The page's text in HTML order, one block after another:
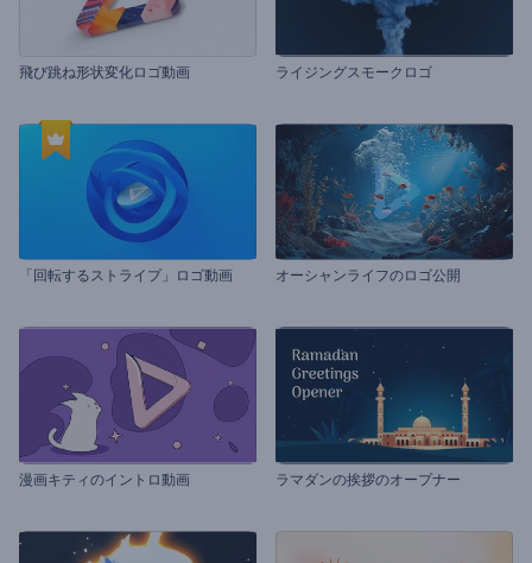
飛び跳ね形状変化ロゴ動画 ライジングスモークロゴ
「回転するストライプ」ロゴ動画 オーシャンライフのロゴ公開
漫画キティのイントロ動画 ラマダンの挨拶のオープナー